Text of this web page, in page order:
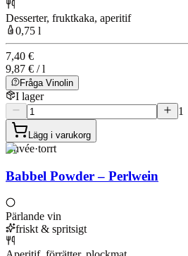
Desserter, fruktkaka, aperitif
0,75 l
7,40 €
9,87 € / l
Fråga Vinolin
I lager
1
Lägg i varukorg
Cuvée·torrt
Babbel Powder – Perlwein
Pärlande vin
friskt & spritsigt